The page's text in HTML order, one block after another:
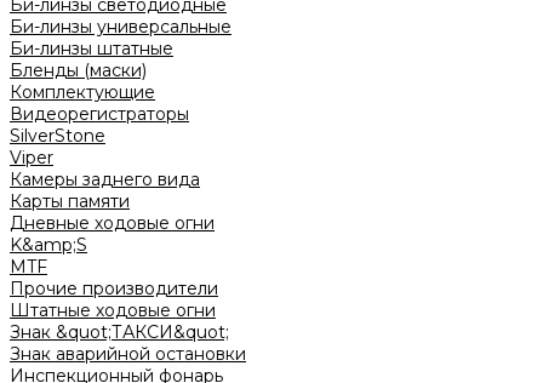
Би-линзы светодиодные
Би-линзы универсальные
Би-линзы штатные
Бленды (маски)
Комплектующие
Видеорегистраторы
SilverStone
Viper
Камеры заднего вида
Карты памяти
Дневные ходовые огни
K&amp;S
MTF
Прочие производители
Штатные ходовые огни
Знак &quot;ТАКСИ&quot;
Знак аварийной остановки
Инспекционный фонарь